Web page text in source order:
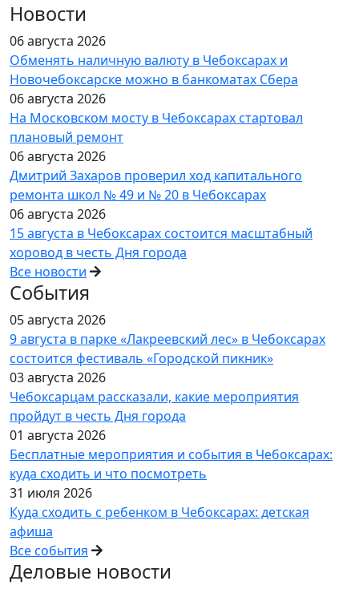
Новости
06 августа 2026
Обменять наличную валюту в Чебоксарах и
Новочебоксарске можно в банкоматах Сбера
06 августа 2026
На Московском мосту в Чебоксарах стартовал
плановый ремонт
06 августа 2026
Дмитрий Захаров проверил ход капитального
ремонта школ № 49 и № 20 в Чебоксарах
06 августа 2026
15 августа в Чебоксарах состоится масштабный
хоровод в честь Дня города
Все новости
События
05 августа 2026
9 августа в парке «Лакреевский лес» в Чебоксарах
состоится фестиваль «Городской пикник»
03 августа 2026
Чебоксарцам рассказали, какие мероприятия
пройдут в честь Дня города
01 августа 2026
Бесплатные мероприятия и события в Чебоксарах:
куда сходить и что посмотреть
31 июля 2026
Куда сходить с ребенком в Чебоксарах: детская
афиша
Все события
Деловые новости